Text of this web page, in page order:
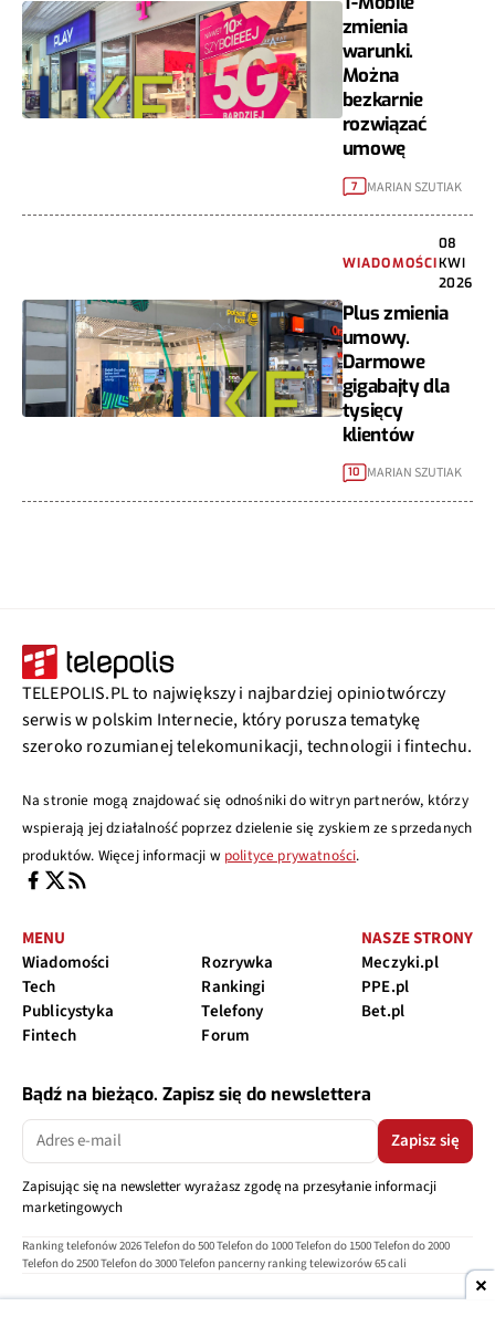
zmienia
warunki.
Można
bezkarnie
rozwiązać
umowę
7 MARIAN SZUTIAK
WIADOMOŚCI
08
KWI
2026
Plus zmienia
umowy.
Darmowe
gigabajty dla
tysięcy
klientów
10 MARIAN SZUTIAK
TELEPOLIS.PL to największy i najbardziej opiniotwórczy
serwis w polskim Internecie, który porusza tematykę
szeroko rozumianej telekomunikacji, technologii i fintechu.
Na stronie mogą znajdować się odnośniki do witryn partnerów, którzy
wspierają jej działalność poprzez dzielenie się zyskiem ze sprzedanych
produktów. Więcej informacji w polityce prywatności.
MENU
Wiadomości
Tech
Publicystyka
Fintech
Rozrywka
Rankingi
Telefony
Forum
NASZE STRONY
Meczyki.pl
PPE.pl
Bet.pl
Bądź na bieżąco. Zapisz się do newslettera
Zapisz się
Zapisując się na newsletter wyrażasz zgodę na przesyłanie informacji
marketingowych
Ranking telefonów 2026Telefon do 500Telefon do 1000Telefon do 1500Telefon do 2000
Telefon do 2500Telefon do 3000Telefon pancerny ranking telewizorów 65 cali